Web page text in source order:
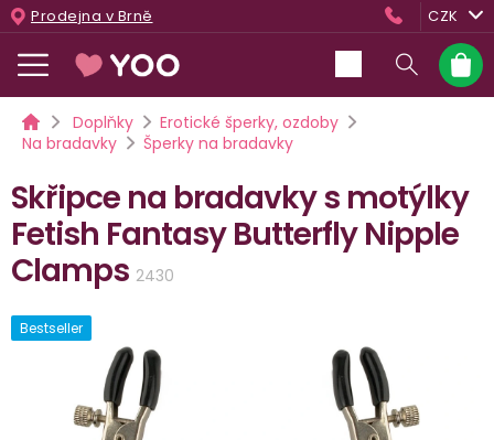
Přejít
na
obsah
Prodejna v Brně CZK
košík
DomůDoplňky
Erotické šperky, ozdoby
Na bradavky
Šperky na bradavky
Skřipce na bradavky s motýlky
Fetish Fantasy Butterfly Nipple
Clamps 2430
Bestseller